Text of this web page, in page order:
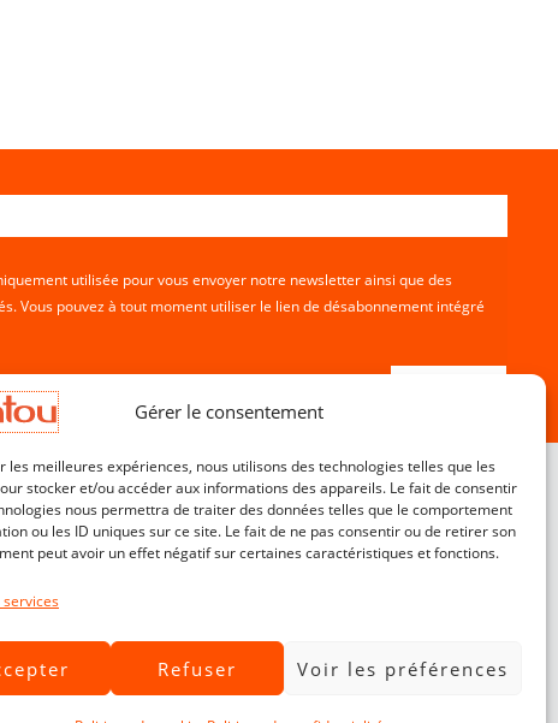
Gérer le consentement
les meilleures expériences, nous utilisons des technologies telles que les
stocker et/ou accéder aux informations des appareils. Le fait de consentir
nous permettra de traiter des données telles que le comportement
ou les ID uniques sur ce site. Le fait de ne pas consentir ou de retirer son
peut avoir un effet négatif sur certaines caractéristiques et fonctions.
Refuser Voir les préférences
utilisée pour vous envoyer notre newsletter ainsi que des
Vous pouvez à tout moment utiliser le lien de désabonnement intégré
Service Clients
Contact
Livraisons & Retours
Mentions légales